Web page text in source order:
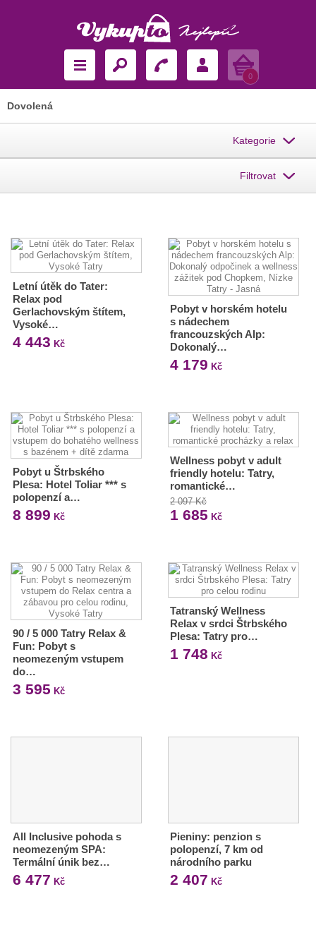
Košík
0
Dovolená
Kategorie
Filtrovat
Letní útěk do Tater:
Relax pod
Gerlachovským štítem,
Vysoké…
4 443 Kč
Pobyt v horském hotelu
s nádechem
francouzských Alp:
Dokonalý…
4 179 Kč
Pobyt u Štrbského
Plesa: Hotel Toliar *** s
polopenzí a…
8 899 Kč
Wellness pobyt v adult
friendly hotelu: Tatry,
romantické…
2 097 Kč
1 685 Kč
90 / 5 000 Tatry Relax &
Fun: Pobyt s
neomezeným vstupem
do…
3 595 Kč
Tatranský Wellness
Relax v srdci Štrbského
Plesa: Tatry pro…
1 748 Kč
All Inclusive pohoda s
neomezeným SPA:
Termální únik bez…
6 477 Kč
Pieniny: penzion s
polopenzí, 7 km od
národního parku
2 407 Kč